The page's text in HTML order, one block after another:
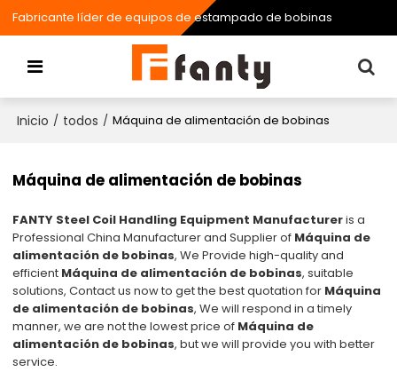
Fabricante líder de equipos de estampado de bobinas
Inicio / todos / Máquina de alimentación de bobinas
Máquina de alimentación de bobinas
FANTY Steel Coil Handling Equipment Manufactureris a
Professional China Manufacturer and Supplier of Máquina de
alimentación de bobinas, We Provide high-quality and
efficient Máquina de alimentación de bobinas, suitable
solutions, Contact us now to get the best quotation for Máquina
de alimentación de bobinas, We will respond in a timely
manner, we are not the lowest price of Máquina de
alimentación de bobinas, but we will provide you with better
service.